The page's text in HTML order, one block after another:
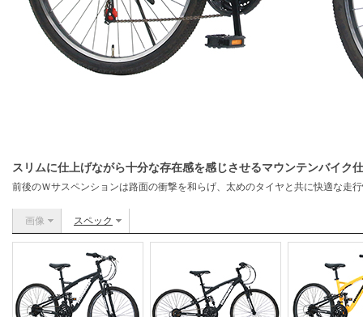
スリムに仕上げながら十分な存在感を感じさせるマウンテンバイク
前後のＷサスペンションは路面の衝撃を和らげ、太めのタイヤと共に快適な走
画像 スペック